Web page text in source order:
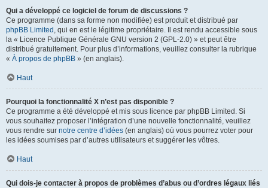
Qui a développé ce logiciel de forum de discussions ?
Ce programme (dans sa forme non modifiée) est produit et distribué par
phpBB Limited , qui en est le légitime propriétaire. Il est rendu accessible sous
la « Licence Publique Générale GNU version 2 (GPL-2.0) » et peut être
distribué gratuitement. Pour plus d’informations, veuillez consulter la rubrique
« À propos de phpBB » (en anglais).
Haut
Pourquoi la fonctionnalité X n’est pas disponible ?
Ce programme a été développé et mis sous licence par phpBB Limited. Si
vous souhaitez proposer l’intégration d’une nouvelle fonctionnalité, veuillez
vous rendre sur notre centre d’idées (en anglais) où vous pourrez voter pour
les idées soumises par d’autres utilisateurs et suggérer les vôtres.
Haut
Qui dois-je contacter à propos de problèmes d’abus ou d’ordres légaux liés